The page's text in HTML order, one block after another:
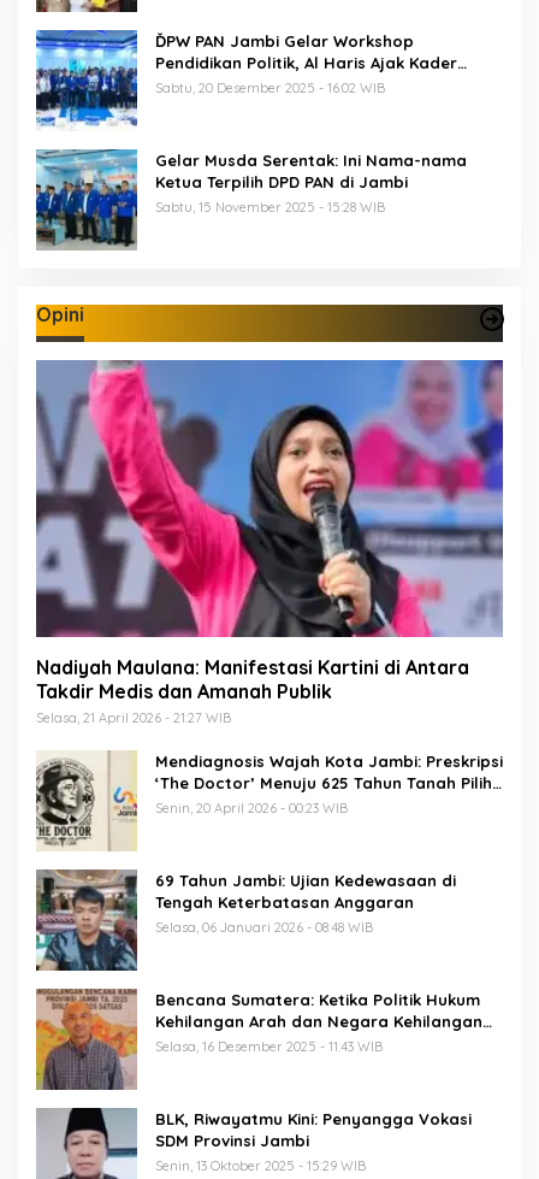
ĎPW PAN Jambi Gelar Workshop
Pendidikan Politik, Al Haris Ajak Kader
Perkuat Soliditas Jelang Pemilu 2029
Sabtu, 20 Desember 2025 - 16:02 WIB
Gelar Musda Serentak: Ini Nama-nama
Ketua Terpilih DPD PAN di Jambi
Sabtu, 15 November 2025 - 15:28 WIB
Opini
Nadiyah Maulana: Manifestasi Kartini di Antara
Takdir Medis dan Amanah Publik
Selasa, 21 April 2026 - 21:27 WIB
Mendiagnosis Wajah Kota Jambi: Preskripsi
‘The Doctor’ Menuju 625 Tahun Tanah Pilih
Pusako Batuah
Senin, 20 April 2026 - 00:23 WIB
69 Tahun Jambi: Ujian Kedewasaan di
Tengah Keterbatasan Anggaran
Selasa, 06 Januari 2026 - 08:48 WIB
Bencana Sumatera: Ketika Politik Hukum
Kehilangan Arah dan Negara Kehilangan
Keberanian
Selasa, 16 Desember 2025 - 11:43 WIB
BLK, Riwayatmu Kini: Penyangga Vokasi
SDM Provinsi Jambi
Senin, 13 Oktober 2025 - 15:29 WIB